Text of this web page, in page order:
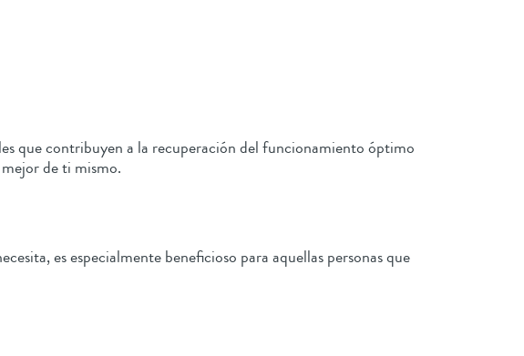
que contribuyen a la recuperación del funcionamiento óptimo
de ti mismo.
es especialmente beneficioso para aquellas personas que